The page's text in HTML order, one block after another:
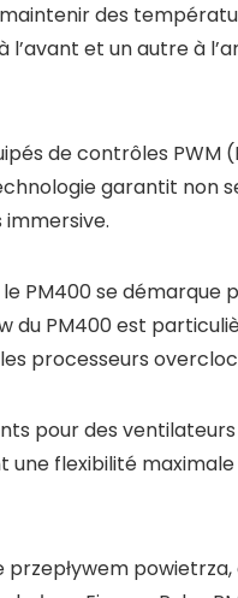
des
et un autre à
de contrôles PWM
garantit non
PM400 se
du PM400 est
processeurs
pour des
une flexibilité
przepływem